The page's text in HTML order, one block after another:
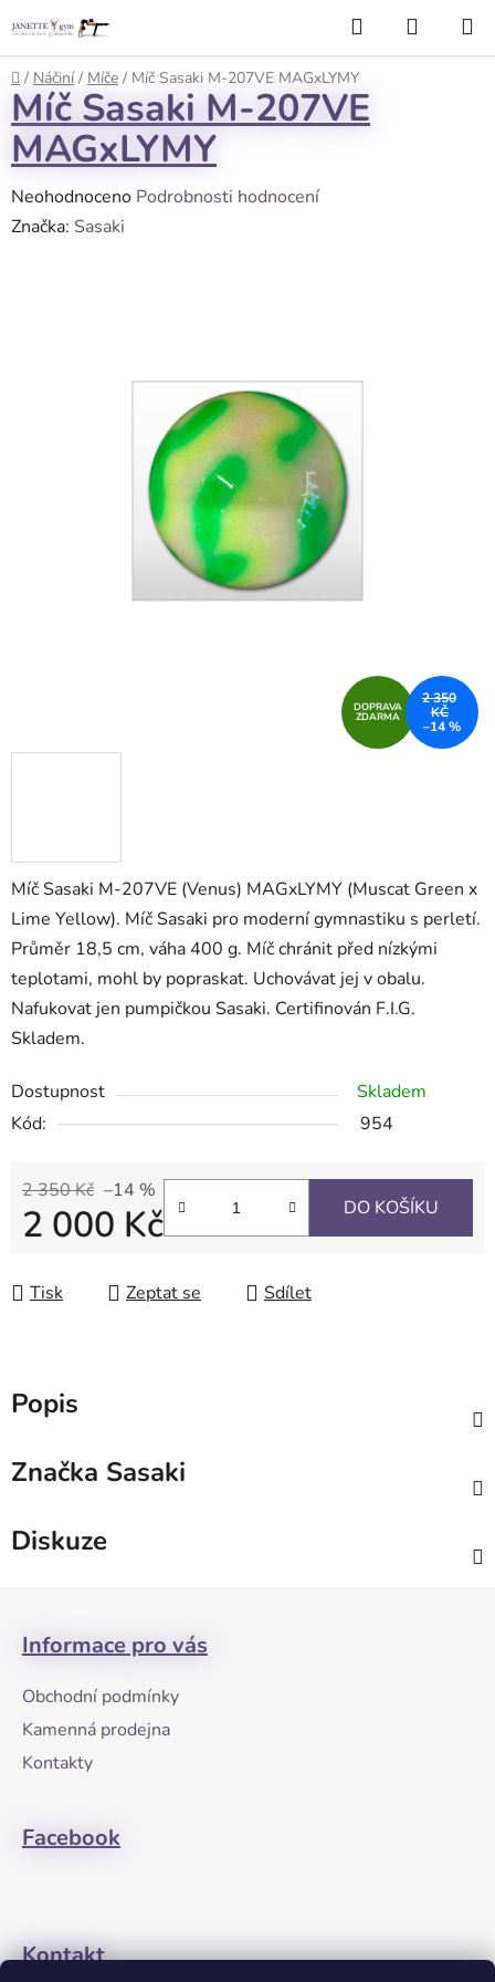
na
obsah
Hledat
KOŠÍK
Domů
/ Náčiní / Míče / Míč Sasaki M-207VE MAGxLYMY
Míč Sasaki M-207VE (Venus) MAGxLYMY (Muscat Green x
Lime Yellow). Míč Sasaki pro moderní gymnastiku s perletí.
Průměr 18,5 cm, váha 400 g. Míč chránit před nízkými
teplotami, mohl by popraskat. Uchovávat jej v obalu.
Nafukovat jen pumpičkou Sasaki. Certifinován F.I.G.
Skladem.
Dostupnost
Skladem
Kód:
954
2 350 Kč –14 %
2 000 Kč DO KOŠÍKU
Tisk Zeptat se Sdílet
Míč Sasaki M-207VE
MAGxLYMY
Průměrné
hodnocení
Neohodnoceno Podrobnosti hodnocení
Značka: Sasaki
DOPRAVA
ZDARMA
2 350
KČ
–14 %
Popis
Značka Sasaki
Diskuze
Informace pro vás
Obchodní podmínky
Kamenná prodejna
Kontakty
Facebook
Kontakt